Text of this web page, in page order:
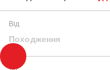
Від
Походження